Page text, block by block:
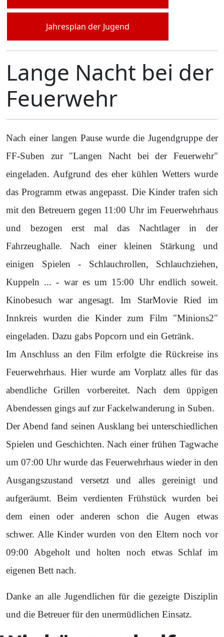
Jahresplan der Jugend
Lange Nacht bei der
Feuerwehr
Nach einer langen Pause wurde die Jugendgruppe der
FF-Suben zur "Langen Nacht bei der Feuerwehr"
eingeladen. Aufgrund des eher kühlen Wetters wurde
das Programm etwas angepasst. Die Kinder trafen sich
mit den Betreuern gegen 11:00 Uhr im Feuerwehrhaus
und bezogen erst mal das Nachtlager in der
Fahrzeughalle. Nach einer kleinen Stärkung und
einigen Spielen - Schlauchrollen, Schlauchziehen,
Kuppeln ... - war es um 15:00 Uhr endlich soweit.
Kinobesuch war angesagt. Im StarMovie Ried im
Innkreis wurden die Kinder zum Film "Minions2"
eingeladen. Dazu gabs Popcorn und ein Getränk.
Im Anschluss an den Film erfolgte die Rückreise ins
Feuerwehrhaus. Hier wurde am Vorplatz alles für das
abendliche Grillen vorbereitet. Nach dem üppigen
Abendessen gings auf zur Fackelwanderung in Suben.
Der Abend fand seinen Ausklang bei unterschiedlichen
Spielen und Geschichten. Nach einer frühen Tagwache
um 07:00 Uhr wurde das Feuerwehrhaus wieder in den
Ausgangszustand versetzt und alles gereinigt und
aufgeräumt. Beim verdienten Frühstück wurden bei
dem einen oder anderen schon die Augen etwas
schwer. Alle Kinder wurden von den Eltern noch vor
09:00 Abgeholt und holten noch etwas Schlaf im
eigenen Bett nach.
Danke an alle Jugendlichen für die gezeigte Disziplin
und die Betreuer für den unermüdlichen Einsatz.